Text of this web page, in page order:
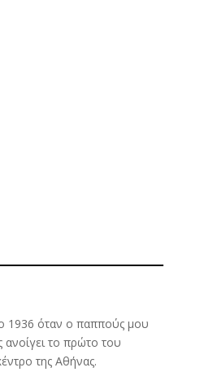
1936 όταν ο παππούς μου
το πρώτο του
της Αθήνας.